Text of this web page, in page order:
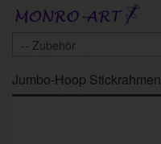
Skip
Jumbo-Hoop Stickrahmen